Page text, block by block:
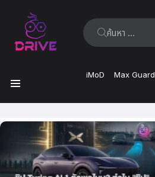
ค้นหา:
iMoD Max Guard
ล่าสุด